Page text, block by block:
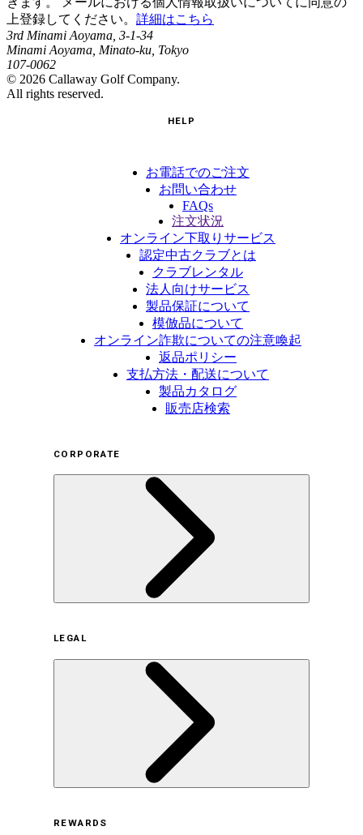
上登録してください。 詳細はこちら
3rd Minami Aoyama, 3-1-34
Minami Aoyama, Minato-ku, Tokyo
107-0062
© 2026 Callaway Golf Company.
All rights reserved.
HELP
お電話でのご注文
お問い合わせ
FAQs
注文状況
オンライン下取りサービス
認定中古クラブとは
クラブレンタル
法人向けサービス
製品保証について
模倣品について
オンライン詐欺についての注意喚起
返品ポリシー
支払方法・配送について
製品カタログ
販売店検索
CORPORATE
サステナビリティの取り組み（日本）
サステナビリティの取り組み（米国/英語）
ヒストリー
採用情報
LEGAL
REWARDS